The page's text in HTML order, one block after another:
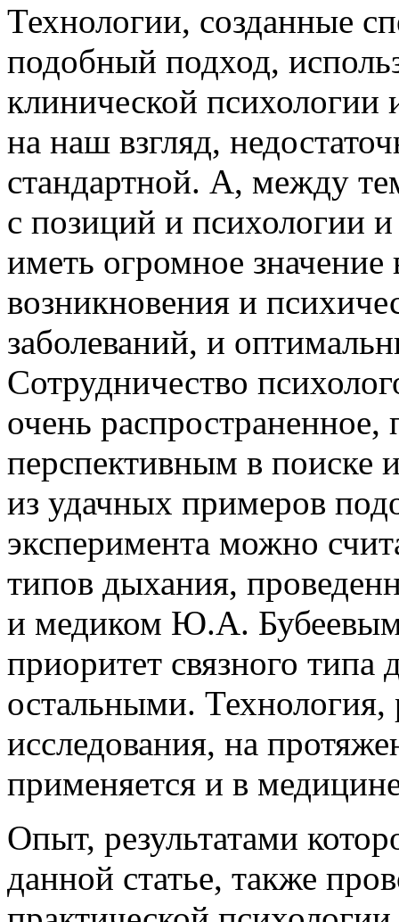
Технологии, созданные
подобный подход,
клинической психологии
на наш взгляд,
стандартной. А, между
с позиций и психологии
иметь огромное
возникновения и
заболеваний, и
Сотрудничество
очень распространенное,
перспективным в поиске
из удачных примеров
эксперимента можно
типов дыхания,
и медиком Ю.А.
приоритет связного типа
остальными. Технология,
исследования, на
применяется и в
Опыт, результатами
данной статье, также